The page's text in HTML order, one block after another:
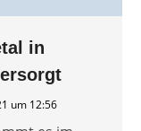
in
um 12:56